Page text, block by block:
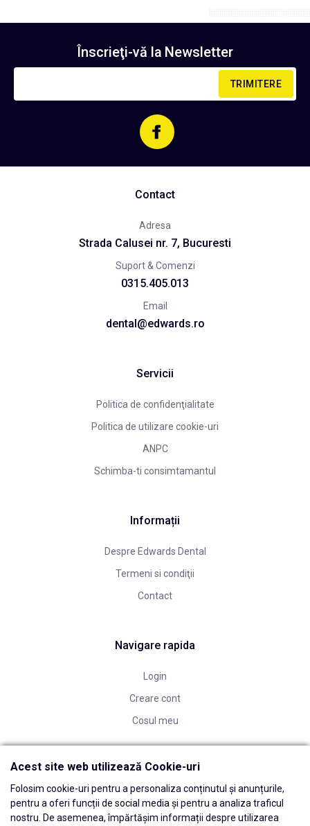
Înscrieţi-vă la Newsletter
TRIMITERE
Contact
Adresa
Strada Calusei nr. 7, Bucuresti
Suport & Comenzi
0315.405.013
Email
dental@edwards.ro
Servicii
Politica de confidenţialitate
Politica de utilizare cookie-uri
ANPC
Schimba-ti consimtamantul
Informații
Despre Edwards Dental
Termeni si condiţii
Contact
Navigare rapida
Login
Creare cont
Cosul meu
Acest site web utilizează Cookie-uri
Folosim cookie-uri pentru a personaliza conținutul și anunțurile,
pentru a oferi funcții de social media și pentru a analiza traficul
nostru. De asemenea, împărtășim informații despre utilizarea